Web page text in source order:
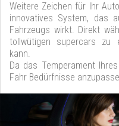
Weitere Zeichen für Ihr
innovatives System, das
Fahrzeugs wirkt. Direkt
tollwütigen supercars zu
kann.
Da das Temperament
Fahr Bedürfnisse